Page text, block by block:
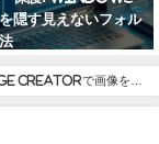
隠す見えないフォル
Creatorで画像を作